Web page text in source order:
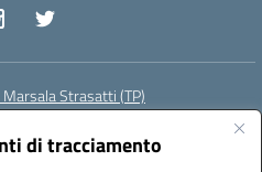
di tracciamento
Strasatti (TP)
tpic81600v@pec.istruzione.it